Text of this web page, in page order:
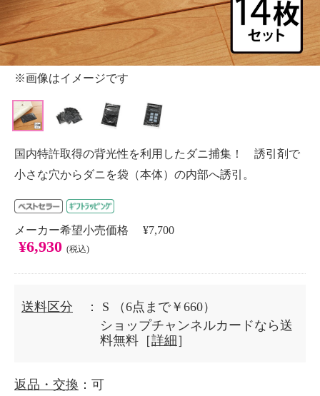
※画像はイメージです
国内特許取得の背光性を利用したダニ捕集！ 誘引剤で
小さな穴からダニを袋（本体）の内部へ誘引。
メーカー希望小売価格 ¥7,700
¥6,930 (税込)
送料区分 ： S
（6点まで￥660）
ショップチャンネルカードなら送
料無料［詳細 ］
返品・交換 ：可